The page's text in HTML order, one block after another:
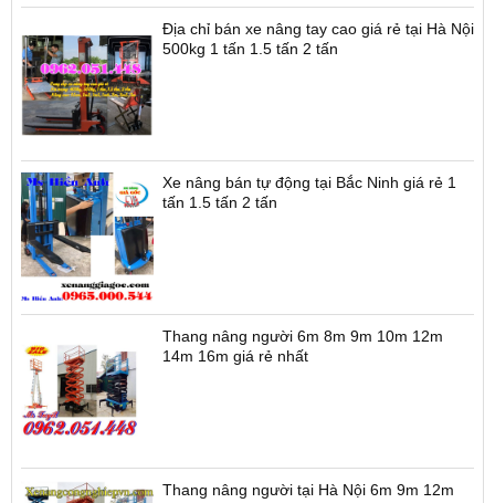
Địa chỉ bán xe nâng tay cao giá rẻ tại Hà Nội
500kg 1 tấn 1.5 tấn 2 tấn
Xe nâng bán tự động tại Bắc Ninh giá rẻ 1
tấn 1.5 tấn 2 tấn
Thang nâng người 6m 8m 9m 10m 12m
14m 16m giá rẻ nhất
Thang nâng người tại Hà Nội 6m 9m 12m